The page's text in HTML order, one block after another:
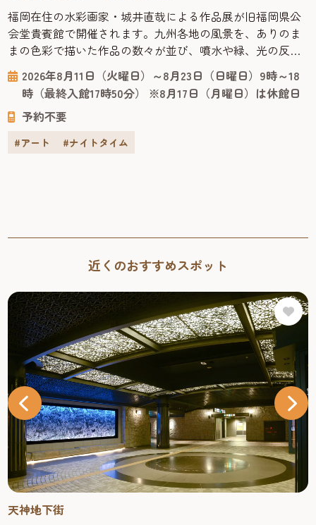
福岡在住の水彩画家・城井直哉による作品展が旧福岡県公
会堂貴賓館で開催されます。九州各地の風景を、ありのま
まの色彩で描いた作品の数々が並び、噴水や緑、光の反射
まで丁寧に再現された絵からは、その土地の空気が感じら
れます。 今回の会場となる「旧福岡県公会堂貴賓館」は、
1910年、九州沖縄八県連合共進会の迎賓館として建てら
れ、明治43年には皇族の宿泊所としても使われた歴史ある
建物です。急勾配の屋根や...
2026年8月11日（火曜日）～8月23日（日曜日）9時～18
時（最終入館17時50分） ※8月17日（月曜日）は休館日
予約不要
#アート #ナイトタイム
近くのおすすめスポット
天神地下街